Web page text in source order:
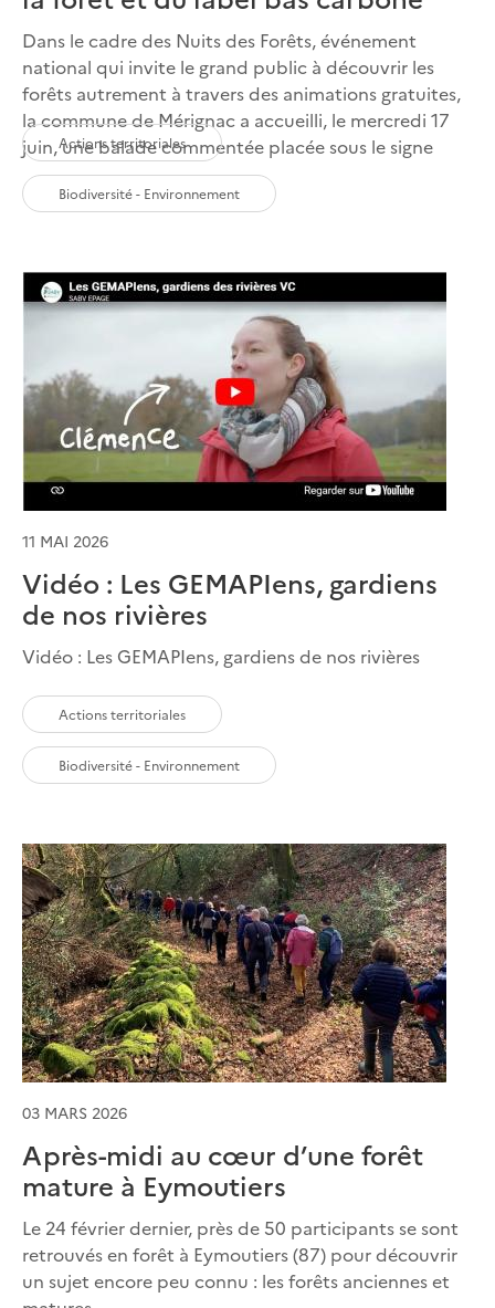
Dans le cadre des Nuits des Forêts, événement
national qui invite le grand public à découvrir les
forêts autrement à travers des animations gratuites,
la commune de Mérignac a accueilli, le mercredi 17
juin, une balade commentée placée sous le signe
Actions territoriales
Biodiversité - Environnement
11 MAI 2026
Vidéo : Les GEMAPIens, gardiens
de nos rivières
Vidéo : Les GEMAPIens, gardiens de nos rivières
Actions territoriales
Biodiversité - Environnement
03 MARS 2026
Après-midi au cœur d’une forêt
mature à Eymoutiers
Le 24 février dernier, près de 50 participants se sont
retrouvés en forêt à Eymoutiers (87) pour découvrir
un sujet encore peu connu : les forêts anciennes et